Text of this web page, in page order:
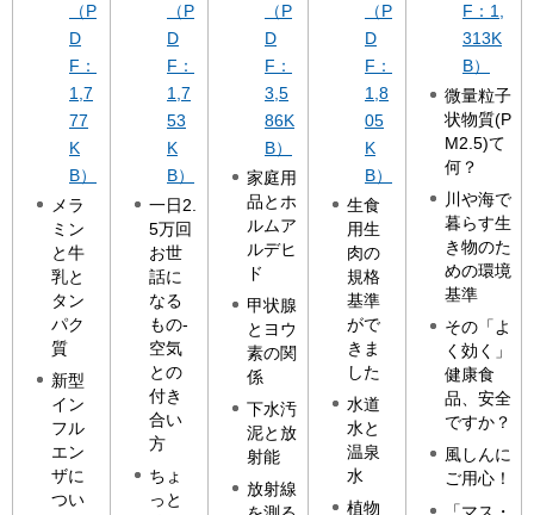
（P
D
F：
1,7
77
K
B）
メラ
ミン
と牛
乳と
タン
パク
質
新型
イン
フル
エン
ザに
つい
（P
D
F：
1,7
53
K
B）
一日2.
5万回
お世
話に
なる
もの-
空気
との
付き
合い
方
ちょ
っと
（P
D
F：
3,5
86K
B）
家庭用
品とホ
ルムア
ルデヒ
ド
甲状腺
とヨウ
素の関
係
下水汚
泥と放
射能
放射線
（P
D
F：
1,8
05
K
B）
生食
用生
肉の
規格
基準
がで
きま
した
水道
水と
温泉
水
植物
F：1,
313K
B）
微量粒子
状物質(P
M2.5)て
何？
川や海で
暮らす生
き物のた
めの環境
基準
その「よ
く効く」
健康食
品、安全
ですか？
風しんに
ご用心！
「マス・